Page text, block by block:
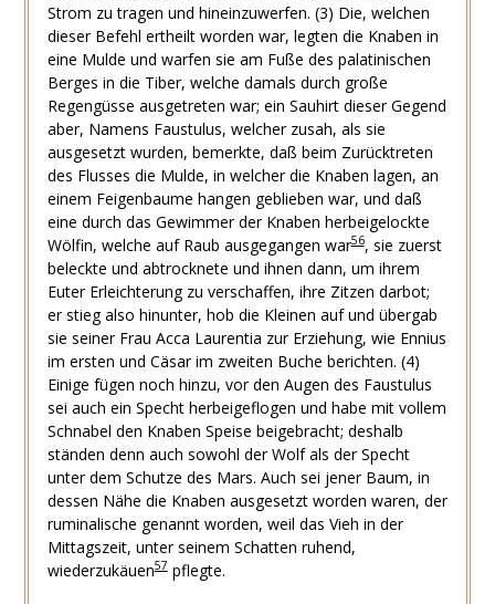
Strom zu tragen und hineinzuwerfen. (3) Die, welchen
dieser Befehl ertheilt worden war, legten die Knaben in
eine Mulde und warfen sie am Fuße des palatinischen
Berges in die Tiber, welche damals durch große
Regengüsse ausgetreten war; ein Sauhirt dieser Gegend
aber, Namens Faustulus, welcher zusah, als sie
ausgesetzt wurden, bemerkte, daß beim Zurücktreten
des Flusses die Mulde, in welcher die Knaben lagen, an
einem Feigenbaume hangen geblieben war, und daß
eine durch das Gewimmer der Knaben herbeigelockte
Wölfin, welche auf Raub ausgegangen war56, sie zuerst
beleckte und abtrocknete und ihnen dann, um ihrem
Euter Erleichterung zu verschaffen, ihre Zitzen darbot;
er stieg also hinunter, hob die Kleinen auf und übergab
sie seiner Frau Acca Laurentia zur Erziehung, wie Ennius
im ersten und Cäsar im zweiten Buche berichten. (4)
Einige fügen noch hinzu, vor den Augen des Faustulus
sei auch ein Specht herbeigeflogen und habe mit vollem
Schnabel den Knaben Speise beigebracht; deshalb
ständen denn auch sowohl der Wolf als der Specht
unter dem Schutze des Mars. Auch sei jener Baum, in
dessen Nähe die Knaben ausgesetzt worden waren, der
ruminalische genannt worden, weil das Vieh in der
Mittagszeit, unter seinem Schatten ruhend,
wiederzukäuen57pflegte.